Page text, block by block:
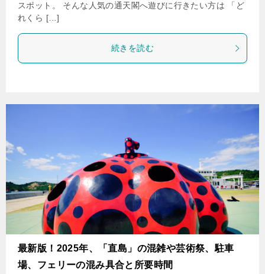
スポット。 そんな人気の通天閣へ遊びに行きたい方は 「ど
れくら […]
続きを読む
最新版！2025年、「直島」の混雑や芸術祭、駐車
場、フェリーの混み具合と所要時間